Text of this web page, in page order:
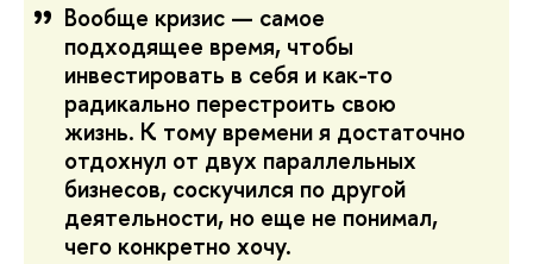
Вообще кризис — самое
подходящее время, чтобы
инвестировать в себя и как-то
радикально перестроить свою
жизнь. К тому времени я достаточно
отдохнул от двух параллельных
бизнесов, соскучился по другой
деятельности, но еще не понимал,
чего конкретно хочу.